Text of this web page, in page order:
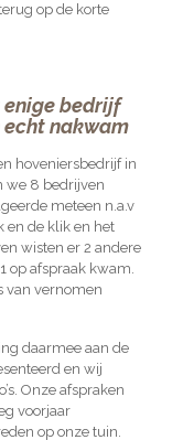
op de korte
enige bedrijf
echt nakwam
hoveniersbedrijf in
we 8 bedrijven
meteen n.a.v
en de klik en het
wisten er 2 andere
op afspraak kwam.
van vernomen
daarmee aan de
en wij
Onze afspraken
voorjaar
op onze tuin.